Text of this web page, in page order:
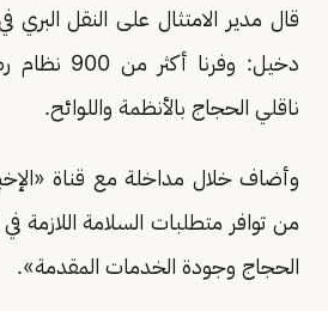
قال مدير الامتثال على النقل البري في
دخيل: وفرنا
ناقلي الحجاج بالأنظمة واللوائح.
وأضاف خلال مداخلة مع قناة
من توافر متطلبات السلامة اللازمة
الحجاج وجودة الخدمات المقدمة».